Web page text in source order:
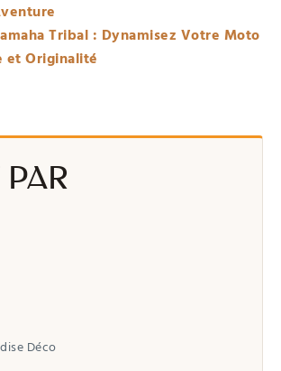
Tribal : Dynamisez Votre Moto
et Originalité
PAR
Déco